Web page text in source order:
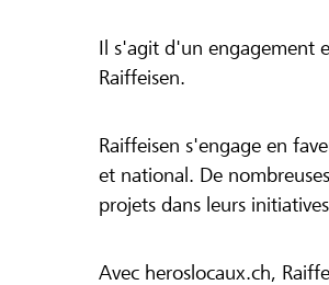
Il s'agit d'un engagement
Raiffeisen.
Raiffeisen s'engage en
et national. De
projets dans leurs
Avec heroslocaux.ch,